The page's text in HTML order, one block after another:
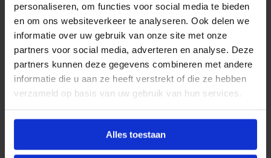
personaliseren, om functies voor social media te bieden
en om ons websiteverkeer te analyseren. Ook delen we
informatie over uw gebruik van onze site met onze
partners voor social media, adverteren en analyse. Deze
partners kunnen deze gegevens combineren met andere
informatie die u aan ze heeft verstrekt of die ze hebben
verzameld op basis van uw gebruik van hun services.
Alles toestaan
Efficiënt in gebruik en
plaatsing
Dankzij de doordachte bouw kan de High Line
eenvoudig worden geïnstalleerd en past deze in
verschillende soorten ruimtes. De combinatie van
toestel geschikt voor zowel kleinere als grotere
woningen. Hierdoor heeft u de zekerheid dat er